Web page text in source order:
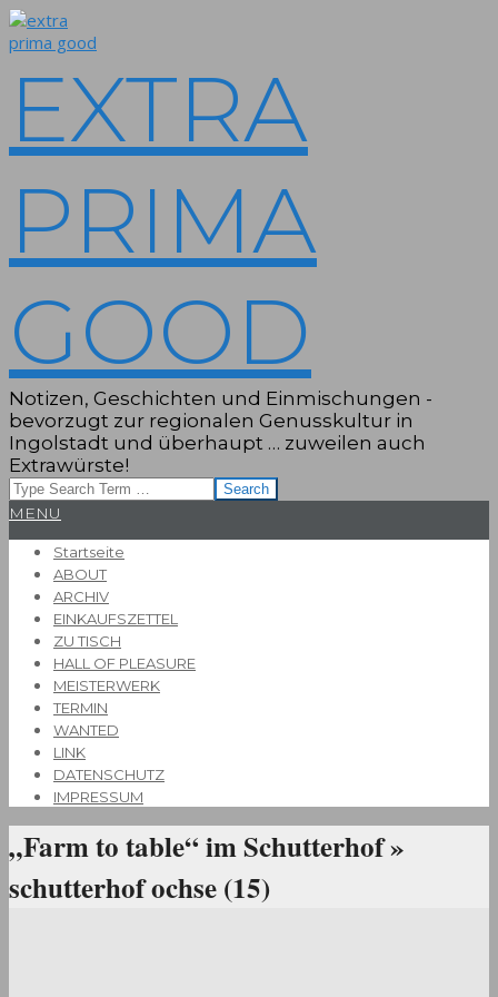
Skip
to
EXTRA
PRIMA
GOOD
Notizen, Geschichten und Einmischungen -
bevorzugt zur regionalen Genusskultur in
Ingolstadt und überhaupt … zuweilen auch
Extrawürste!
Search
Primary
Menu
MENU
Startseite
ABOUT
ARCHIV
EINKAUFSZETTEL
ZU TISCH
HALL OF PLEASURE
MEISTERWERK
TERMIN
WANTED
LINK
DATENSCHUTZ
IMPRESSUM
„Farm to table“ im Schutterhof »
schutterhof ochse (15)